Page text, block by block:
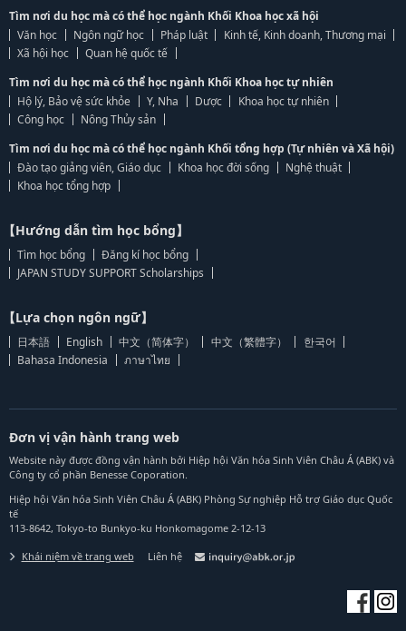
Tìm nơi du học mà có thể học ngành Khối Khoa học xã hội
Văn học
Ngôn ngữ học Pháp luật
Kinh tế, Kinh doanh, Thương mại
Xã hội học
Quan hệ quốc tế
Tìm nơi du học mà có thể học ngành Khối Khoa học tự nhiên
Hộ lý, Bảo vệ sức khỏe
Y, Nha Dược
Khoa học tự nhiên
Công học
Nông Thủy sản
Tìm nơi du học mà có thể học ngành Khối tổng hợp (Tự nhiên và Xã hội)
Đào tạo giảng viên, Giáo dục
Khoa học đời sống
Nghệ thuật
Khoa học tổng hợp
【Hướng dẫn tìm học bổng】
Tìm học bổng
Đăng kí học bổng
JAPAN STUDY SUPPORT Scholarships
【Lựa chọn ngôn ngữ】
日本語 English 中文（简体字） 中文（繁體字）
한국어
Bahasa Indonesia
ภาษาไทย
Đơn vị vận hành trang web
Website này được đồng vận hành bởi Hiệp hội Văn hóa Sinh Viên Châu Á (ABK) và
Công ty cổ phần Benesse Coporation.
Hiệp hội Văn hóa Sinh Viên Châu Á (ABK) Phòng Sự nghiệp Hỗ trợ Giáo dục Quốc
tế
113-8642, Tokyo-to Bunkyo-ku Honkomagome 2-12-13
Khái niệm về trang web Liên hệ